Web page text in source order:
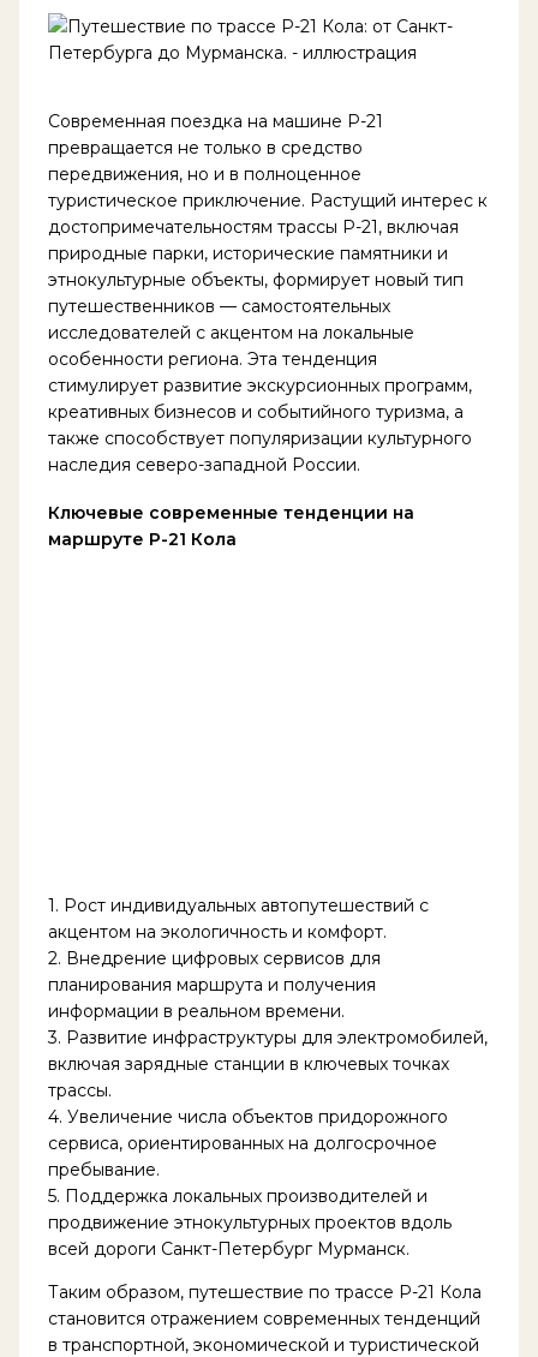
Современная поездка на машине Р-21
превращается не только в средство
передвижения, но и в полноценное
туристическое приключение. Растущий интерес к
достопримечательностям трассы Р-21, включая
природные парки, исторические памятники и
этнокультурные объекты, формирует новый тип
путешественников — самостоятельных
исследователей с акцентом на локальные
особенности региона. Эта тенденция
стимулирует развитие экскурсионных программ,
креативных бизнесов и событийного туризма, а
также способствует популяризации культурного
наследия северо-западной России.
Ключевые современные тенденции на
маршруте Р-21 Кола
1. Рост индивидуальных автопутешествий с
акцентом на экологичность и комфорт.
2. Внедрение цифровых сервисов для
планирования маршрута и получения
информации в реальном времени.
3. Развитие инфраструктуры для электромобилей,
включая зарядные станции в ключевых точках
трассы.
4. Увеличение числа объектов придорожного
сервиса, ориентированных на долгосрочное
пребывание.
5. Поддержка локальных производителей и
продвижение этнокультурных проектов вдоль
всей дороги Санкт-Петербург Мурманск.
Таким образом, путешествие по трассе Р-21 Кола
становится отражением современных тенденций
в транспортной, экономической и туристической